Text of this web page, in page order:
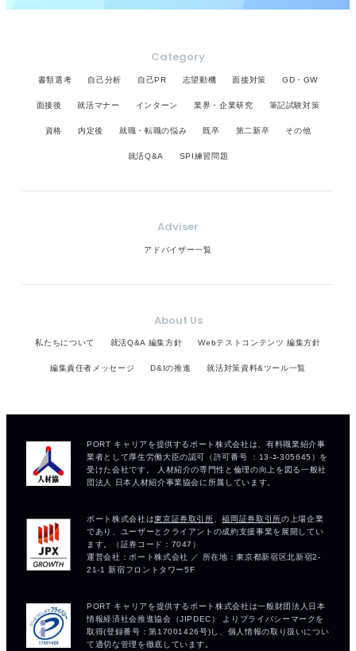
Category
書類選考 自己分析 自己PR 志望動機 面接対策 GD・GW
面接後 就活マナー インターン 業界・企業研究 筆記試験対策
資格 内定後 就職・転職の悩み 既卒 第二新卒 その他
就活Q&A SPI練習問題
Adviser
アドバイザー一覧
About Us
私たちについて 就活Q&A 編集方針 Webテストコンテンツ 編集方針
編集責任者メッセージ D&Iの推進 就活対策資料&ツール一覧